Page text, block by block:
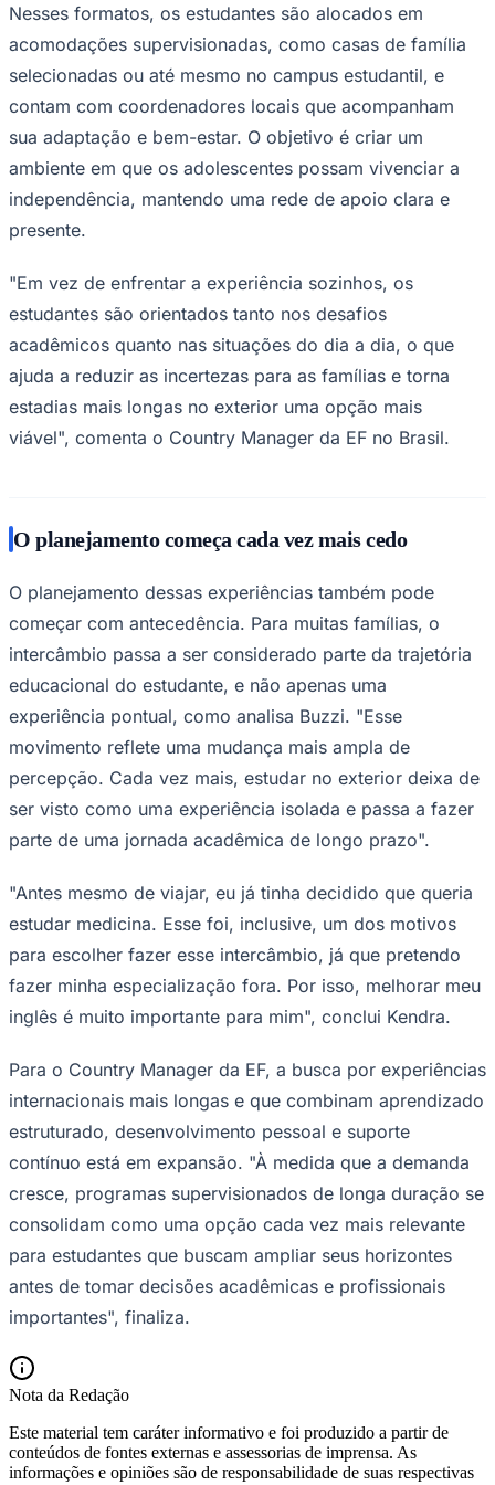
Flamengo
Fluminense
podem promover não apenas o aprendizado do idioma,
mas também uma integração cultural mais sólida e o
desenvolvimento da autoconfiança.
Segurança segue como a principal preocupação das
famílias
venha sendo observado, a segurança continua sendo
uma preocupação central para os pais brasileiros. Nesse
contexto, programas mais estruturados e de longa
duração tendem a ganhar espaço, especialmente por
oferecerem suporte contínuo ao longo de toda a
experiência.
acomodações supervisionadas, como casas de família
selecionadas ou até mesmo no campus estudantil, e
contam com coordenadores locais que acompanham
sua adaptação e bem-estar. O objetivo é criar um
ambiente em que os adolescentes possam vivenciar a
independência, mantendo uma rede de apoio clara e
presente.
"Em vez de enfrentar a experiência sozinhos, os
estudantes são orientados tanto nos desafios
acadêmicos quanto nas situações do dia a dia, o que
ajuda a reduzir as incertezas para as famílias e torna
estadias mais longas no exterior uma opção mais
viável", comenta o Country Manager da EF no Brasil.
O planejamento começa cada vez mais cedo
O planejamento dessas experiências também pode
começar com antecedência. Para muitas famílias, o
intercâmbio passa a ser considerado parte da trajetória
educacional do estudante, e não apenas uma
experiência pontual, como analisa Buzzi. "Esse
movimento reflete uma mudança mais ampla de
percepção. Cada vez mais, estudar no exterior deixa de
ser visto como uma experiência isolada e passa a fazer
parte de uma jornada acadêmica de longo prazo".
"Antes mesmo de viajar, eu já tinha decidido que queria
estudar medicina. Esse foi, inclusive, um dos motivos
para escolher fazer esse intercâmbio, já que pretendo
fazer minha especialização fora. Por isso, melhorar meu